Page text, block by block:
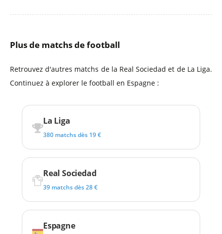
Plus de matchs de football
Retrouvez d'autres matchs de la Real Sociedad et de La Liga.
Continuez à explorer le football en Espagne :
La Liga
380 matchs dès 19 €
Real Sociedad
39 matchs dès 28 €
Espagne